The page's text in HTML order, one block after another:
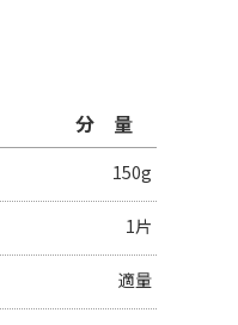
分量
150g
1片
適量